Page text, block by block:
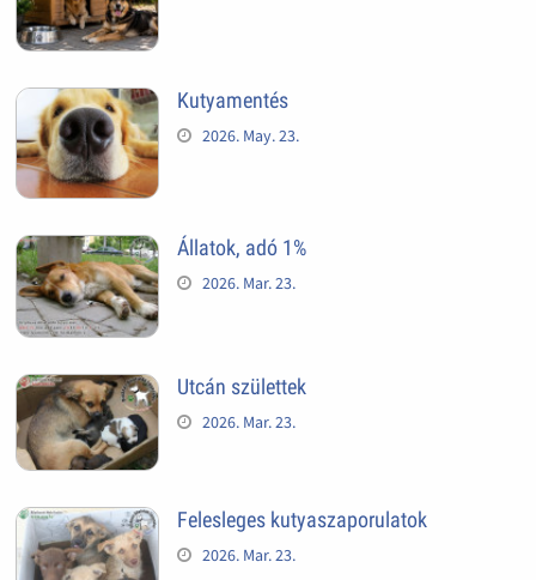
Kutyamentés
2026. May. 23.
Állatok, adó 1%
2026. Mar. 23.
Utcán születtek
2026. Mar. 23.
Felesleges kutyaszaporulatok
2026. Mar. 23.